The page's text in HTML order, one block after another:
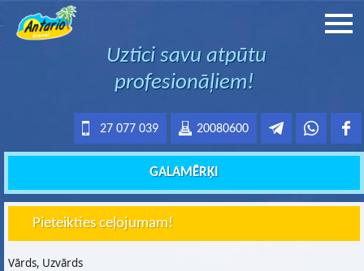
Uztici savu atpūtu
profesionāļiem!
20080600
27 077 039
GALAMĒRĶI
Pieteikties ceļojumam!
Vārds, Uzvārds